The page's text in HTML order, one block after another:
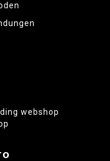
webshop